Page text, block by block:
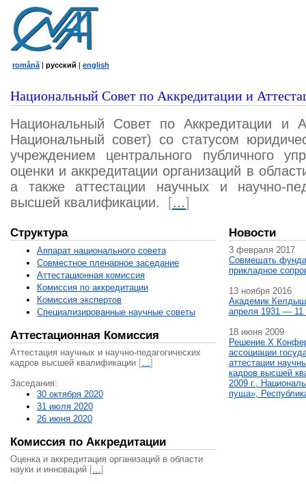
română | русский | english
Национальный Совет по Аккредитации и
Национальный Совет по Аккредитации и
Национальный совет) со статусом
учреждением центрального публичного
оценки и аккредитации организаций в
а также аттестации научных и научно-
высшей квалификации.
[…]
Структура
Аппарат национального совета
Совместное пленарное заседание
Аттестационная комисcия
Комиссия по аккредитации
Комиссия экспертов
Специализированные научные советы
Аттестационная Комиссия
Аттестация научных и научно-педагогических
кадров высшей квалификации […]
Заседания:
30 октября 2020
31 июля 2020
26 июня 2020
Комиссия по Аккредитации
Оценка и аккредитация организаций в области
науки и инноваций […]
Новости
3 февраля 2017
Совмещать
прикладное
13 ноября 2016
Академик
апреля 1931 — 11
18 июня 2009
Решение X
ассоциации
аттестации
кадров высшей
2009 г.,
пуща»,